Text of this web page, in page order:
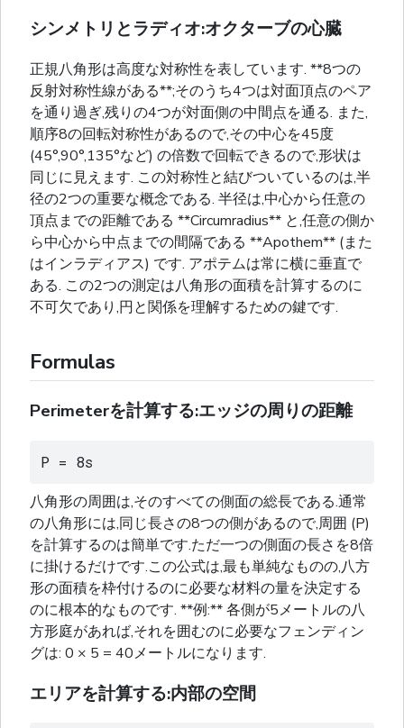
シンメトリとラディオ:オクターブの心臓
正規八角形は高度な対称性を表しています. **8つの
反射対称性線がある**;そのうち4つは対面頂点のペア
を通り過ぎ,残りの4つが対面側の中間点を通る. また,
順序8の回転対称性があるので,その中心を45度
(45°,90°,135°など) の倍数で回転できるので,形状は
同じに見えます. この対称性と結びついているのは,半
径の2つの重要な概念である. 半径は,中心から任意の
頂点までの距離である **Circumradius** と,任意の側か
ら中心から中点までの間隔である **Apothem** (また
はインラディアス) です. アポテムは常に横に垂直で
ある. この2つの測定は八角形の面積を計算するのに
不可欠であり,円と関係を理解するための鍵です.
Formulas
Perimeterを計算する:エッジの周りの距離
P = 8s
八角形の周囲は,そのすべての側面の総長である.通常
の八角形には,同じ長さの8つの側があるので,周囲 (P)
を計算するのは簡単です.ただ一つの側面の長さを8倍
に掛けるだけです.この公式は,最も単純なものの,八方
形の面積を枠付けるのに必要な材料の量を決定する
のに根本的なものです. **例:** 各側が5メートルの八
方形庭があれば,それを囲むのに必要なフェンディン
グは: 0 × 5 = 40メートルになります.
エリアを計算する:内部の空間